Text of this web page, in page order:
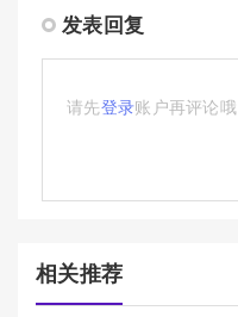
发表回复
请先登录账户再评论哦
相关推荐